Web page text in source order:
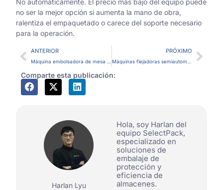
No automáticamente. El precio más bajo del equipo puede
no ser la mejor opción si aumenta la mano de obra,
ralentiza el empaquetado o carece del soporte necesario
para la operación.
ANTERIOR
Máquina embolsadora de mesa vs. máquina embolsadora industrial: ¿cuál se ajusta a su volumen de empaque?
PRÓXIMO
Máquinas flejadoras semiautomáticas frente a automáticas para palets
Comparte esta publicación:
Harlan Lyu
Hola, soy Harlan del
equipo SelectPack,
especializado en
soluciones de
embalaje de
protección y
eficiencia de
almacenes.